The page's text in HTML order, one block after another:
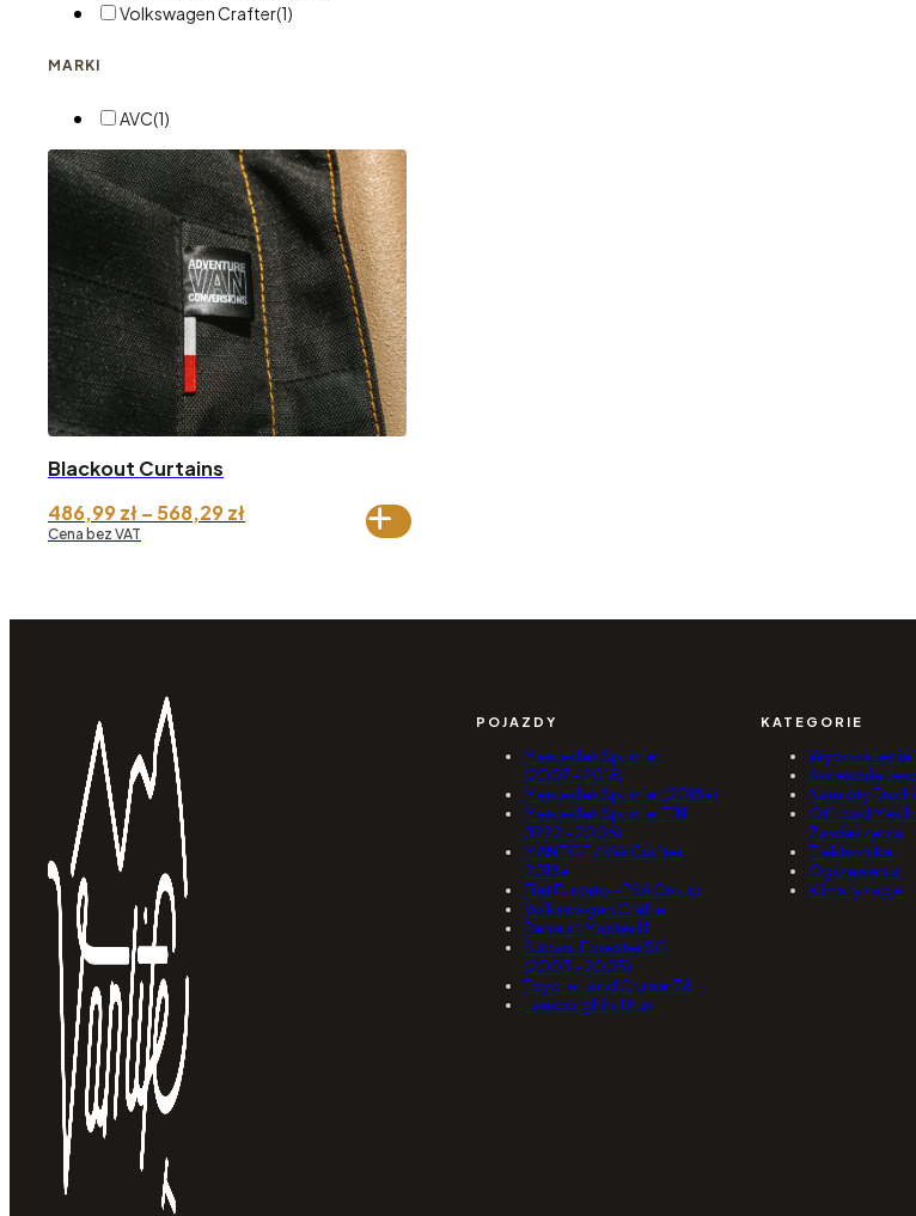
Volkswagen Crafter(1)
MARKI
AVC(1)
Blackout Curtains
486,99zł– 568,29złZakres
Cena bez VAT
POJAZDY
Mercedes Sprinter
(2007 - 2018)
Mercedes Sprinter (2018+)
Mercedes Sprinter T1N
(1992 - 2006)
MAN TGE / VW Crafter
2018+
Fiat Ducato - PSA Group
Volkswagen Crafter
Renault Master III
Subaru Forester SG
(2003 - 2005)
Toyota Land Cruiser 78
Lamborghini Urus
KATEGORIE
Wyposażenie
Akcesoria
Namioty
Offroad
Zawieszenia
Elektronika
Ogrzewania
Klimatyzacje